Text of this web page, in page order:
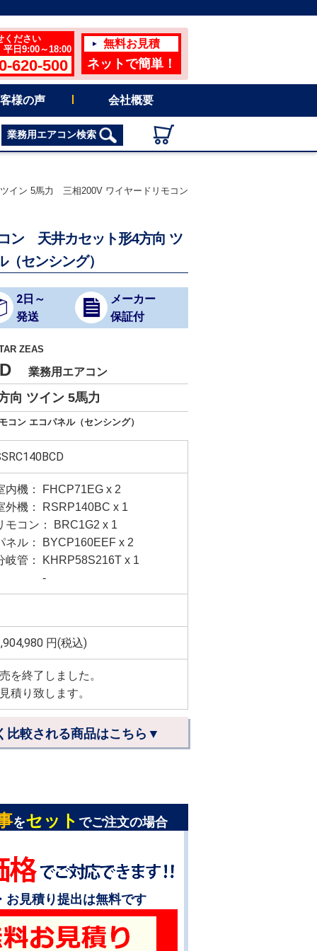
ください
日9:00～18:00
620-500
無料お見積
ネットで簡単！
様の声 会社概要
業務用エアコン検索
ン 5馬力 三相200V ワイヤードリモコン
ン 天井カセット形4方向 ツ
センシング）
2日～
発送
メーカー
保証付
ZEAS
業務用エアコン
向 ツイン 5馬力
コン エコパネル（センシング）
内機： FHCP71EG x 2
外機： RSRP140BC x 1
モコン： BRC1G2 x 1
ネル： BYCP160EEF x 2
岐管： KHRP58S216T x 1
円(税込)
を終了しました。
積り致します。
比較される商品はこちら▼
をセット でご注文の場合
お見積り提出は無料です